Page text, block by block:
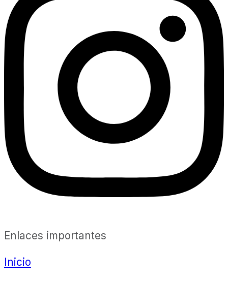
Enlaces importantes
Inicio